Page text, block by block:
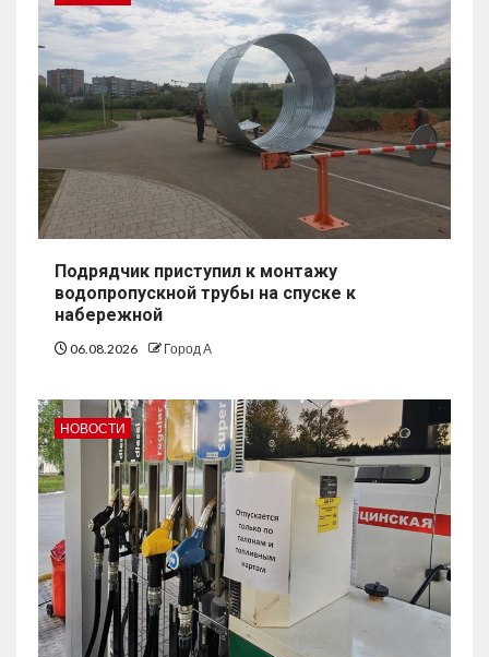
Подрядчик приступил к монтажу
водопропускной трубы на спуске к
набережной
06.08.2026 Город А
НОВОСТИ